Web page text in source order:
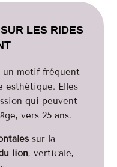
LES RIDES
un motif fréquent
esthétique. Elles
qui peuvent
vers 25 ans.
sur la
lion, verticale,